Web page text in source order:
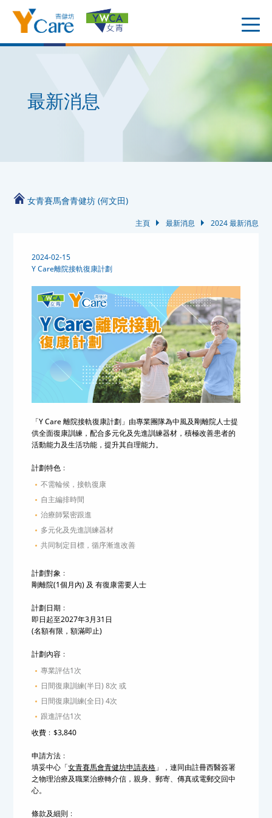
最新消息
女青賽馬會青健坊 (何文田)
主頁 最新消息 2024 最新消息
2024-02-15
Y Care離院接軌復康計劃
「Y Care 離院接軌復康計劃」由專業團隊為中風及剛離院人士提
供全面復康訓練，配合多元化及先進訓練器材，積極改善患者的
活動能力及生活功能，提升其自理能力。
計劃特色﹕
不需輪候，接軌復康
自主編排時間
治療師緊密跟進
多元化及先進訓練器材
共同制定目標，循序漸進改善
計劃對象﹕
剛離院(1個月內) 及 有復康需要人士
計劃日期﹕
即日起至2027年3月31日
(名額有限，額滿即止)
計劃內容﹕
專業評估1次
日間復康訓練(半日) 8次 或
日間復康訓練(全日) 4次
跟進評估1次
收費﹕$3,840
申請方法﹕
填妥中心「女青賽馬會青健坊申請表格 」，連同由註冊西醫簽署
之物理治療及職業治療轉介信，親身、郵寄、傳真或電郵交回中
心。
條款及細則﹕